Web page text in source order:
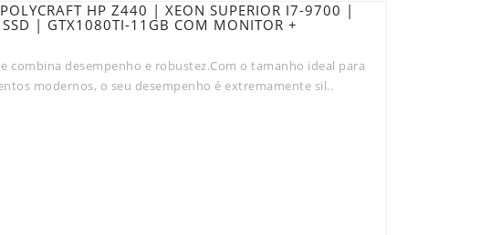
HP Z440 | XEON SUPERIOR I7-9700 |
| GTX1080TI-11GB COM MONITOR +
combina desempenho e robustez.Com o tamanho ideal para
modernos, o seu desempenho é extremamente sil..